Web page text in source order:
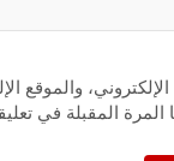
والموقع
المرة المقبلة في